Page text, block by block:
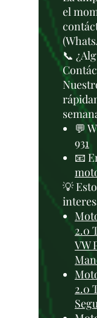
el
📞
💬
931
📧
💡
2.0
VW
2.0